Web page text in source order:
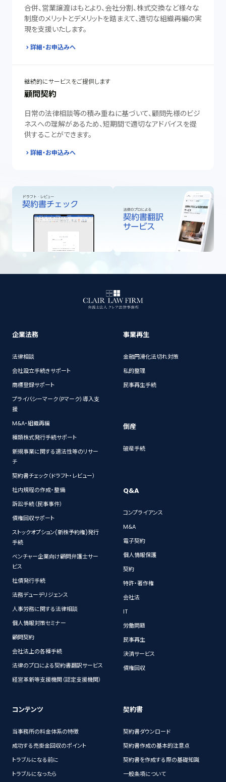
合併、営業譲渡はもとより、会社分割、株式交換など様々な
制度のメリットとデメリットを踏まえて、適切な組織再編の実
現を支援いたします。
詳細・お申込みへ
継続的にサービスをご提供します
顧問契約
日常の法律相談等の積み重ねに基づいて、顧問先様のビジ
ネスへの理解があるため、短期間で適切なアドバイスを提
供することができます。
詳細・お申込みへ
企業法務
法律相談
会社設立手続きサポート
商標登録サポート
プライバシーマーク（Pマーク）導入支
援
M&A・組織再編
種類株式発行手続サポート
新規事業に関する適法性等のリサー
チ
契約書チェック（ドラフト・レビュー）
社内規程の作成・整備
訴訟手続（民事事件）
債権回収サポート
ストックオプション(新株予約権)発行
手続
ベンチャー企業向け顧問弁護士サー
ビス
社債発行手続
法務デューデリジェンス
人事労務に関する法律相談
個人情報対策セミナー
顧問契約
会社法上の各種手続
法律のプロによる契約書翻訳サービス
経営革新等支援機関（認定支援機関）
事業再生
金融円滑化法切れ対策
私的整理
民事再生手続
倒産
破産手続
Q&A
コンプライアンス
M&A
電子契約
個人情報保護
契約
特許・著作権
会社法
IT
労働問題
民事再生
決済サービス
債権回収
コンテンツ
当事務所の料金体系の特徴
成功する売掛金回収のポイント
トラブルになる前に
トラブルになったら
契約書
契約書ダウンロード
契約書作成の基本的注意点
契約書を作成する際の基礎知識
一般条項について